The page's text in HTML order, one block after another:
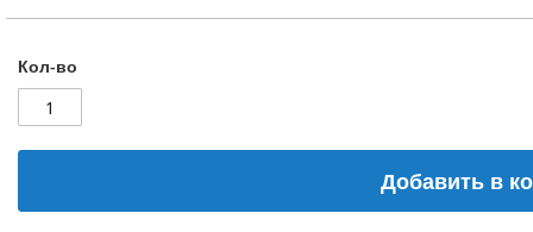
Кол-во
Добавить в